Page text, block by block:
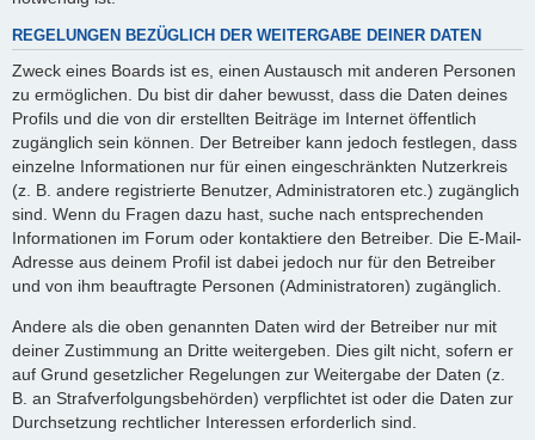
REGELUNGEN BEZÜGLICH DER WEITERGABE DEINER DATEN
Zweck eines Boards ist es, einen Austausch mit anderen Personen
zu ermöglichen. Du bist dir daher bewusst, dass die Daten deines
Profils und die von dir erstellten Beiträge im Internet öffentlich
zugänglich sein können. Der Betreiber kann jedoch festlegen, dass
einzelne Informationen nur für einen eingeschränkten Nutzerkreis
(z. B. andere registrierte Benutzer, Administratoren etc.) zugänglich
sind. Wenn du Fragen dazu hast, suche nach entsprechenden
Informationen im Forum oder kontaktiere den Betreiber. Die E-Mail-
Adresse aus deinem Profil ist dabei jedoch nur für den Betreiber
und von ihm beauftragte Personen (Administratoren) zugänglich.
Andere als die oben genannten Daten wird der Betreiber nur mit
deiner Zustimmung an Dritte weitergeben. Dies gilt nicht, sofern er
auf Grund gesetzlicher Regelungen zur Weitergabe der Daten (z.
B. an Strafverfolgungsbehörden) verpflichtet ist oder die Daten zur
Durchsetzung rechtlicher Interessen erforderlich sind.